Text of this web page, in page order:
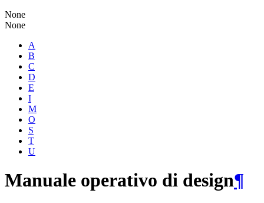
None
None
A
B
C
D
E
I
M
O
S
T
U
Manuale operativo di design¶